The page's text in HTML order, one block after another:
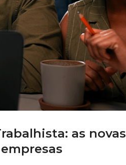
as novas